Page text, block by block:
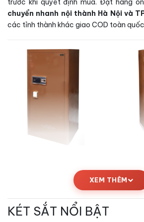
chuyển nhanh nội thành Hà Nội và
các tỉnh thành khác giao COD toàn
Kích thước Két sắt Bofa
vân tay chính hãng
Bảng thông số kỹ thuậtKét sắt Bofa
chính hãngdưới đây giúp bạn dễ dàng
XEM THÊM
KÉT SẮT NỔI BẬT